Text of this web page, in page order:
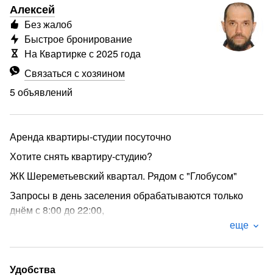
Алексей
Связаться с хозяином
5 объявлений
Без жалоб
Быстрое бронирование
На Квартирке с 2025 года
Аренда квартиры-студии посуточно
Хотите снять квартиру-студию?
ЖК Шереметьевский квартал. Рядом с "Глобусом"
Запросы в день заселения обрабатываются только
днём с 8:00 до 22:00,
Предварительно можно в любое время с помощью
мгновенного бронирования.
Шумные компании и вечеринки Запрещены!
еще
Удобства